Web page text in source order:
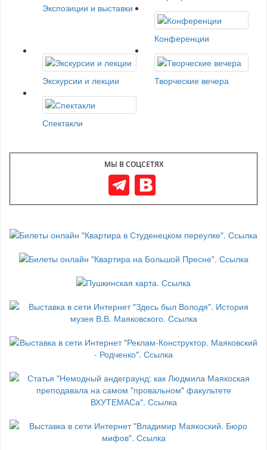
Экспозиции и выставки
Конференции
Экскурсии и лекции Творческие вечера
Спектакли
МЫ В СОЦСЕТЯХ